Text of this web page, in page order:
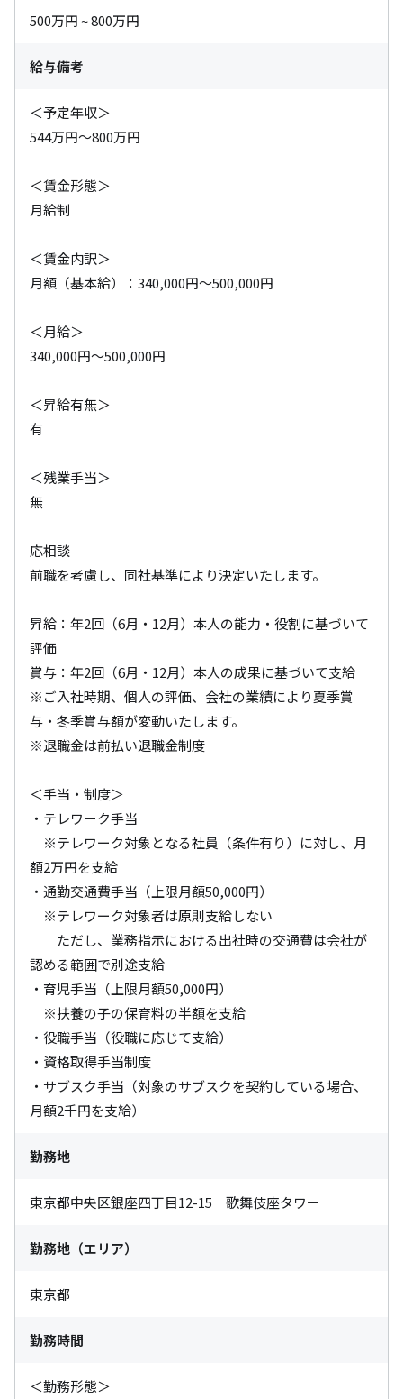
500万円 ~ 800万円
給与備考
＜予定年収＞
544万円～800万円
＜賃金形態＞
月給制
＜賃金内訳＞
月額（基本給）：340,000円～500,000円
＜月給＞
340,000円～500,000円
＜昇給有無＞
有
＜残業手当＞
無
応相談
前職を考慮し、同社基準により決定いたします。
昇給：年2回（6月・12月）本人の能力・役割に基づいて
評価
賞与：年2回（6月・12月）本人の成果に基づいて支給
※ご入社時期、個人の評価、会社の業績により夏季賞
与・冬季賞与額が変動いたします。
※退職金は前払い退職金制度
＜手当・制度＞
・テレワーク手当
※テレワーク対象となる社員（条件有り）に対し、月
額2万円を支給
・通勤交通費手当（上限月額50,000円）
※テレワーク対象者は原則支給しない
ただし、業務指示における出社時の交通費は会社が
認める範囲で別途支給
・育児手当（上限月額50,000円）
※扶養の子の保育料の半額を支給
・役職手当（役職に応じて支給）
・資格取得手当制度
・サブスク手当（対象のサブスクを契約している場合、
月額2千円を支給）
勤務地
東京都中央区銀座四丁目12-15　歌舞伎座タワー
勤務地（エリア）
東京都
勤務時間
＜勤務形態＞